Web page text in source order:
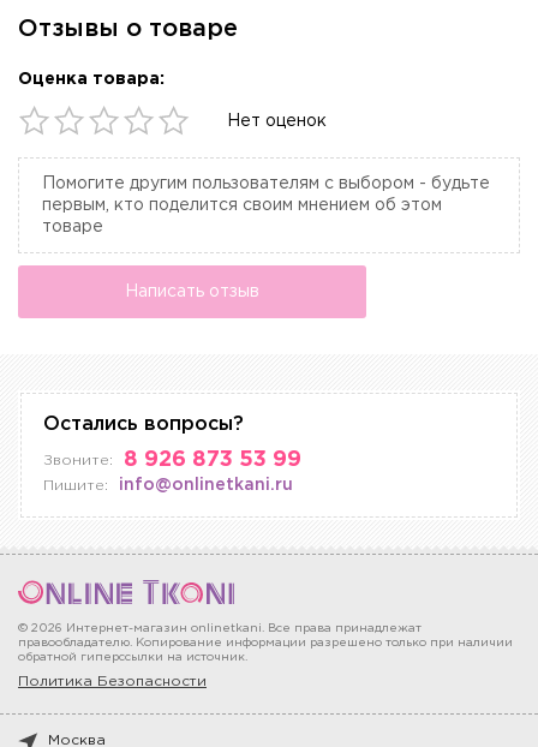
Отзывы о товаре
Оценка товара:
Нет оценок
Помогите другим пользователям с выбором - будьте
первым, кто поделится своим мнением об этом
товаре
Написать отзыв
Остались вопросы?
Звоните: 8 926 873 53 99
Пишите: info@onlinetkani.ru
© 2026 Интернет-магазин onlinetkani. Все права принадлежат
правообладателю. Копирование информации разрешено только при наличии
обратной гиперссылки на источник.
Политика Безопасности
Москва